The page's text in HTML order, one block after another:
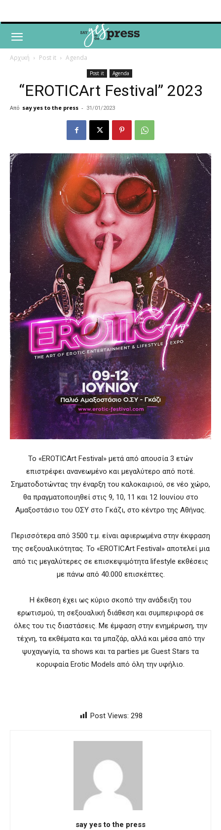
Αρχική Post it Agenda
Post it Agenda
“EROTICArt Festival” 2023
Από say yes to the press - 31/01/2023
Το «EROTICArt Festival» μετά από απουσία 3 ετών
επιστρέφει ανανεωμένο και μεγαλύτερο από ποτέ.
Σηματοδοτώντας την έναρξη του καλοκαιριού, σε νέο χώρο,
θα πραγματοποιηθεί στις 9, 10, 11 και 12 Ιουνίου στο
Αμαξοστάσιο του ΟΣΥ στο Γκάζι, στο κέντρο της Αθήνας.
Περισσότερα από 3500 τ.μ. είναι αφιερωμένα στην έκφραση
της σεξουαλικότητας. Το «EROTICArt Festival» αποτελεί μια
από τις μεγαλύτερες σε επισκεψιμότητα lifestyle εκθέσεις
με πάνω από 40.000 επισκέπτες.
H έκθεση έχει ως κύριο σκοπό την ανάδειξη του
ερωτισμού, τη σεξουαλική διάθεση και συμπεριφορά σε
όλες του τις διαστάσεις. Με έμφαση στην ενημέρωση, την
τέχνη, τα εκθέματα και τα μπαζάρ, αλλά και μέσα από την
ψυχαγωγία, τα shows και τα parties με Guest Stars τα
κορυφαία Erotic Models από όλη την υφήλιο.
Post Views: 298
say yes to the press